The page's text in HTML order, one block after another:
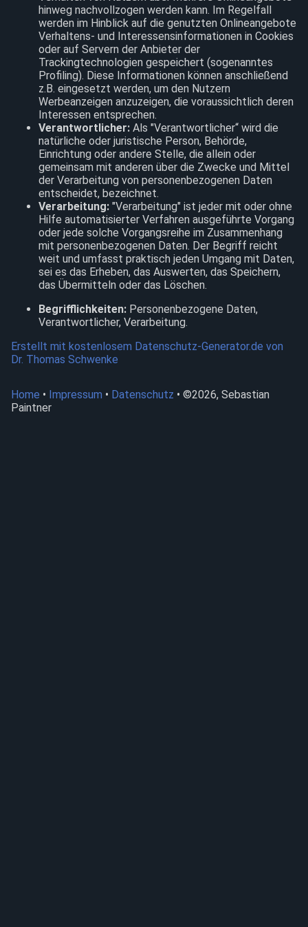
hinweg nachvollzogen werden kann. Im Regelfall
werden im Hinblick auf die genutzten Onlineangebote
Verhaltens- und Interessensinformationen in Cookies
oder auf Servern der Anbieter der
Trackingtechnologien gespeichert (sogenanntes
Profiling). Diese Informationen können anschließend
z.B. eingesetzt werden, um den Nutzern
Werbeanzeigen anzuzeigen, die voraussichtlich deren
Interessen entsprechen.
Verantwortlicher: Als "Verantwortlicher“ wird die
natürliche oder juristische Person, Behörde,
Einrichtung oder andere Stelle, die allein oder
gemeinsam mit anderen über die Zwecke und Mittel
der Verarbeitung von personenbezogenen Daten
entscheidet, bezeichnet.
Verarbeitung: "Verarbeitung" ist jeder mit oder ohne
Hilfe automatisierter Verfahren ausgeführte Vorgang
oder jede solche Vorgangsreihe im Zusammenhang
mit personenbezogenen Daten. Der Begriff reicht
weit und umfasst praktisch jeden Umgang mit Daten,
sei es das Erheben, das Auswerten, das Speichern,
das Übermitteln oder das Löschen.
Begrifflichkeiten: Personenbezogene Daten,
Verantwortlicher, Verarbeitung.
Erstellt mit kostenlosem Datenschutz-Generator.de von
Dr. Thomas Schwenke
Home • Impressum • Datenschutz • ©2026, Sebastian
Paintner